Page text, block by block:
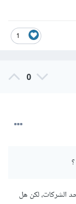
1
0
الشركات، لكن هل